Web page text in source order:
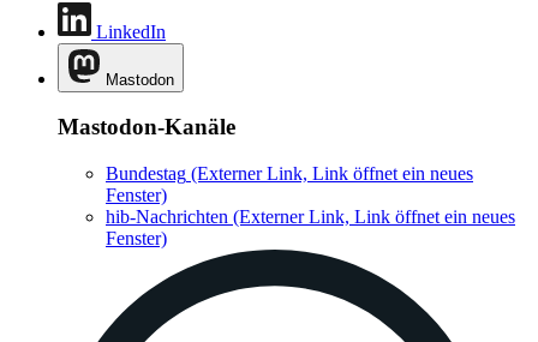
LinkedIn
Mastodon
Mastodon-Kanäle
Bundestag (Externer Link, Link öffnet ein neues
Fenster)
hib-Nachrichten (Externer Link, Link öffnet ein neues
Fenster)